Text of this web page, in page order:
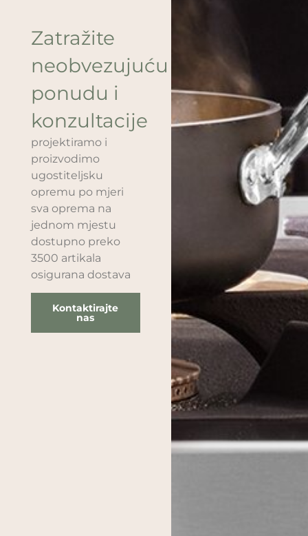
Zatražite
neobvezujuću
ponudu i
konzultacije
projektiramo i
proizvodimo
ugostiteljsku
opremu po mjeri
sva oprema na
jednom mjestu
dostupno preko
3500 artikala
osigurana dostava
Kontaktirajte
nas